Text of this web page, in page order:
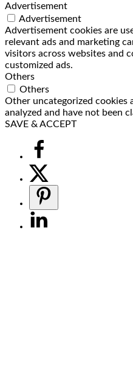
Advertisement
Advertisement
Advertisement cookies are
relevant ads and marketing
visitors across websites and
customized ads.
Others
Others
Other uncategorized cookies
analyzed and have not been
SAVE & ACCEPT